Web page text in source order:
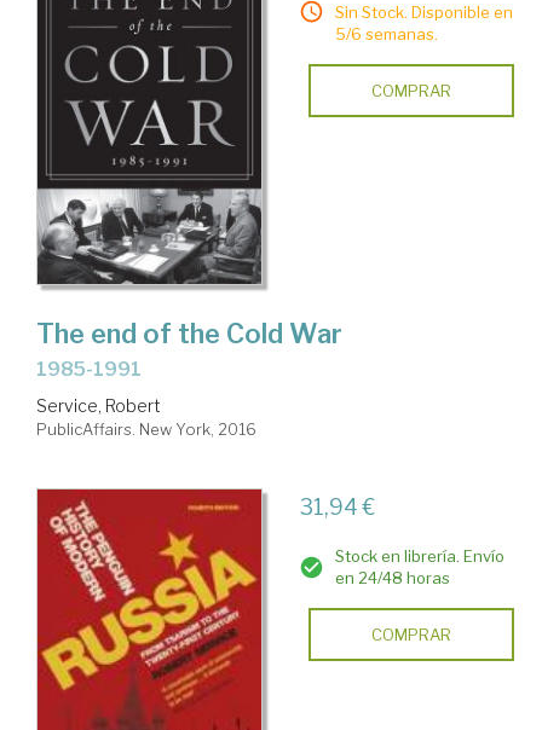
Sin Stock. Disponible en
5/6 semanas.
COMPRAR
The end of the Cold War
1985-1991
Service, Robert
PublicAffairs. New York, 2016
31,94 €
Stock en librería. Envío
en 24/48 horas
COMPRAR